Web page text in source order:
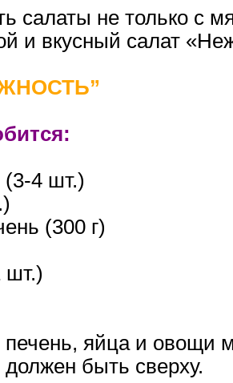
салаты не только с
и вкусный салат
(3-4 шт.)
(300 г)
шт.)
яйца и овощи
должен быть сверху.